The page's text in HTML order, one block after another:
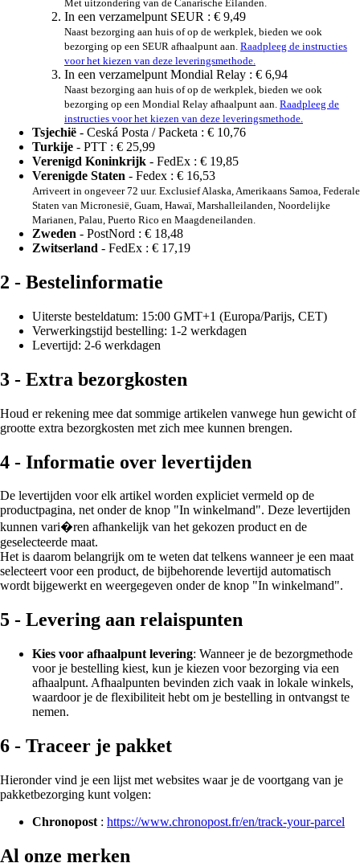
Met uitzondering van de Canarische Eilanden.
In een verzamelpunt SEUR : € 9,49
Naast bezorging aan huis of op de werkplek, bieden we ook
bezorging op een SEUR afhaalpunt aan. Raadpleeg de instructies
voor het kiezen van deze leveringsmethode.
In een verzamelpunt Mondial Relay : € 6,94
Naast bezorging aan huis of op de werkplek, bieden we ook
bezorging op een Mondial Relay afhaalpunt aan. Raadpleeg de
instructies voor het kiezen van deze leveringsmethode.
Tsjechië - Ceská Posta / Packeta : € 10,76
Turkije - PTT : € 25,99
Verenigd Koninkrijk - FedEx : € 19,85
Verenigde Staten - Fedex : € 16,53
Arriveert in ongeveer 72 uur. Exclusief Alaska, Amerikaans Samoa, Federale
Staten van Micronesië, Guam, Hawaï, Marshalleilanden, Noordelijke
Marianen, Palau, Puerto Rico en Maagdeneilanden.
Zweden - PostNord : € 18,48
Zwitserland - FedEx : € 17,19
2 - Bestelinformatie
Uiterste besteldatum: 15:00 GMT+1 (Europa/Parijs, CET)
Verwerkingstijd bestelling: 1-2 werkdagen
Levertijd: 2-6 werkdagen
3 - Extra bezorgkosten
Houd er rekening mee dat sommige artikelen vanwege hun gewicht of
grootte extra bezorgkosten met zich mee kunnen brengen.
4 - Informatie over levertijden
De levertijden voor elk artikel worden expliciet vermeld op de
productpagina, net onder de knop "In winkelmand". Deze levertijden
kunnen vari�ren afhankelijk van het gekozen product en de
geselecteerde maat.
Het is daarom belangrijk om te weten dat telkens wanneer je een maat
selecteert voor een product, de bijbehorende levertijd automatisch
wordt bijgewerkt en weergegeven onder de knop "In winkelmand".
5 - Levering aan relaispunten
Kies voor afhaalpunt levering: Wanneer je de bezorgmethode
voor je bestelling kiest, kun je kiezen voor bezorging via een
afhaalpunt. Afhaalpunten bevinden zich vaak in lokale winkels,
waardoor je de flexibiliteit hebt om je bestelling in ontvangst te
nemen.
6 - Traceer je pakket
Hieronder vind je een lijst met websites waar je de voortgang van je
pakketbezorging kunt volgen:
Chronopost : https://www.chronopost.fr/en/track-your-parcel
Al onze merken